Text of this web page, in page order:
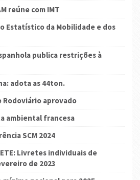
reúne com IMT
Estatístico da Mobilidade e dos
publica restrições à
adota as 44ton.
Rodoviário aprovado
ambiental francesa
SCM 2024
Livretes individuais de
de 2023